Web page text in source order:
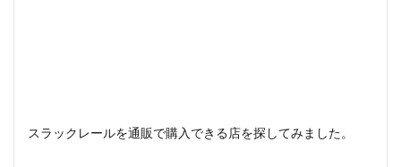
スラックレールを通販で購入できる店を探してみました。